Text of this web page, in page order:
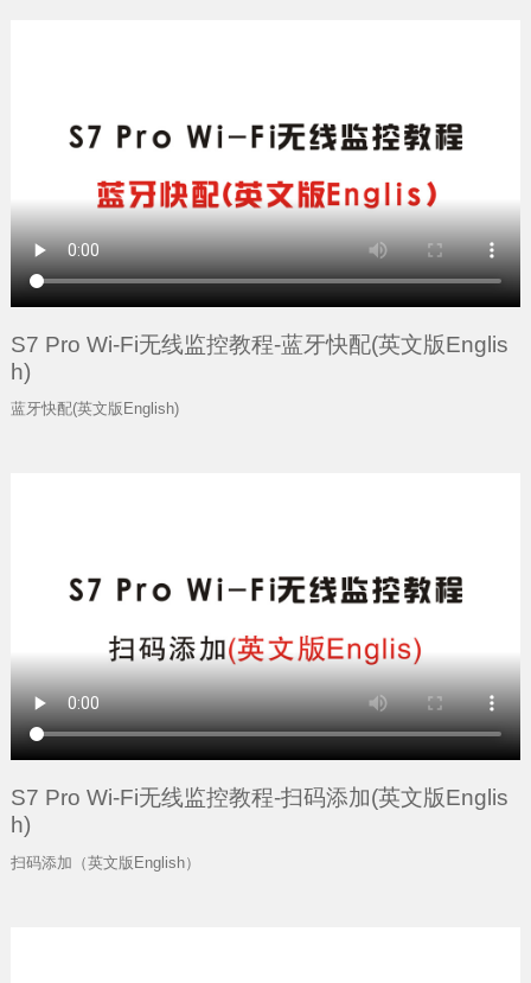
S7 Pro Wi-Fi无线监控教程-蓝牙快配(英文版Englis
h)
蓝牙快配(英文版English)
S7 Pro Wi-Fi无线监控教程-扫码添加(英文版Englis
h)
扫码添加（英文版English）